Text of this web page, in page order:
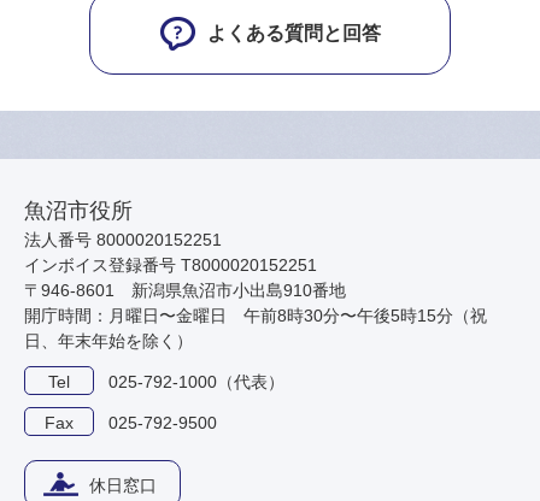
よくある質問と回答
魚沼市役所
法人番号 8000020152251
インボイス登録番号 T8000020152251
〒946-8601 新潟県魚沼市小出島910番地
開庁時間：月曜日〜金曜日 午前8時30分〜午後5時15分（祝
日、年末年始を除く）
Tel 025-792-1000（代表）
Fax 025-792-9500
休日窓口